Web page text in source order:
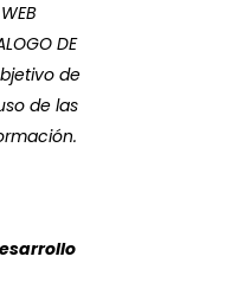
DE
de
de las